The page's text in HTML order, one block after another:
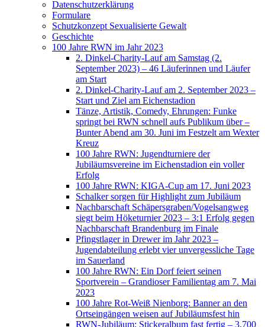
Datenschutzerklärung
Formulare
Schutzkonzept Sexualisierte Gewalt
Geschichte
100 Jahre RWN im Jahr 2023
2. Dinkel-Charity-Lauf am Samstag (2.
September 2023) – 46 Läuferinnen und Läufer
am Start
2. Dinkel-Charity-Lauf am 2. September 2023 –
Start und Ziel am Eichenstadion
Tänze, Artistik, Comedy, Ehrungen: Funke
springt bei RWN schnell aufs Publikum über –
Bunter Abend am 30. Juni im Festzelt am Wexter
Kreuz
100 Jahre RWN: Jugendturniere der
Jubiläumsvereine im Eichenstadion ein voller
Erfolg
100 Jahre RWN: KIGA-Cup am 17. Juni 2023
Schalker sorgen für Highlight zum Jubiläum
Nachbarschaft Schäpersgraben/Vogelsangweg
siegt beim Höketurnier 2023 – 3:1 Erfolg gegen
Nachbarschaft Brandenburg im Finale
Pfingstlager in Drewer im Jahr 2023 –
Jugendabteilung erlebt vier unvergessliche Tage
im Sauerland
100 Jahre RWN: Ein Dorf feiert seinen
Sportverein – Grandioser Familientag am 7. Mai
2023
100 Jahre Rot-Weiß Nienborg: Banner an den
Ortseingängen weisen auf Jubiläumsfest hin
RWN-Jubiläum: Stickeralbum fast fertig – 3.700